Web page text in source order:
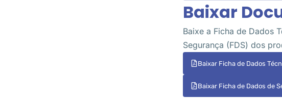
Baixar
Baixe a Ficha de Dados
Segurança (FDS) dos
Baixar Ficha de Dados
Baixar Ficha de Dados de